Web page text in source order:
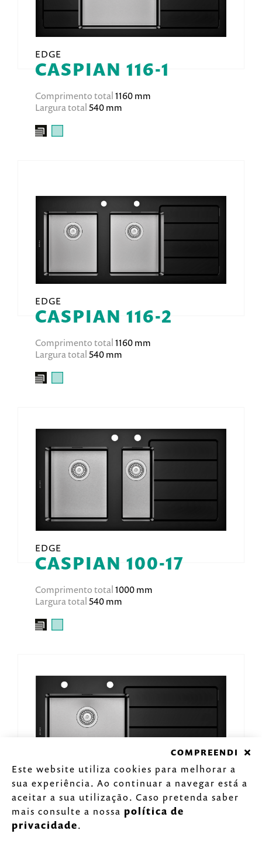
EDGE
CASPIAN 116-1
Comprimento total1160 mm
Largura total540 mm
EDGE
CASPIAN 116-2
Comprimento total1160 mm
Largura total540 mm
EDGE
CASPIAN 100-17
Comprimento total1000 mm
Largura total540 mm
EDGE
CASPIAN 100-45
COMPREENDI
Este website utiliza cookies para melhorar a
sua experiência. Ao continuar a navegar está a
aceitar a sua utilização. Caso pretenda saber
mais consulte a nossa política de
privacidade.